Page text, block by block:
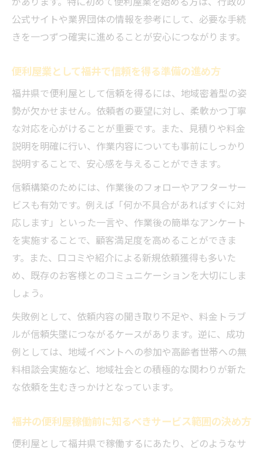
公式サイトや業界団体の情報を参考にして、必要な手続
きを一つずつ確実に進めることが安心につながります。
便利屋業として福井で信頼を得る準備の進め方
福井県で便利屋として信頼を得るには、地域密着型の姿
勢が欠かせません。依頼者の要望に対し、柔軟かつ丁寧
な対応を心がけることが重要です。また、見積りや料金
説明を明確に行い、作業内容についても事前にしっかり
説明することで、安心感を与えることができます。
信頼構築のためには、作業後のフォローやアフターサー
ビスも有効です。例えば「何か不具合があればすぐに対
応します」といった一言や、作業後の簡単なアンケート
を実施することで、顧客満足度を高めることができま
す。また、口コミや紹介による新規依頼獲得も多いた
め、既存のお客様とのコミュニケーションを大切にしま
しょう。
失敗例として、依頼内容の聞き取り不足や、料金トラブ
ルが信頼失墜につながるケースがあります。逆に、成功
例としては、地域イベントへの参加や高齢者世帯への無
料相談会実施など、地域社会との積極的な関わりが新た
な依頼を生むきっかけとなっています。
福井の便利屋稼働前に知るべきサービス範囲の決め方
便利屋として福井県で稼働するにあたり、どのようなサ